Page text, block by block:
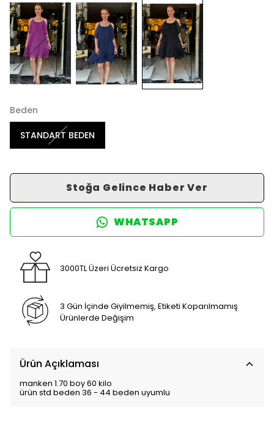
Beden
STANDART BEDEN
Stoğa Gelince Haber Ver
WHATSAPP
3000TL Üzeri Ücretsiz Kargo
3 Gün İçinde Giyilmemiş, Etiketi Koparılmamış
Ürünlerde Değişim
Ürün Açıklaması
manken 1.70 boy 60 kilo
ürün std beden 36 - 44 beden uyumlu